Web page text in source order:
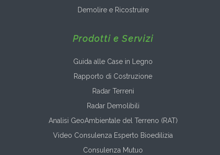
Demolire e Ricostruire
Prodotti e Servizi
Guida alle Case in Legno
Rapporto di Costruzione
Radar Terreni
Radar Demolibili
Analisi GeoAmbientale del Terreno (RAT)
Video Consulenza Esperto Bioedilizia
Consulenza Mutuo